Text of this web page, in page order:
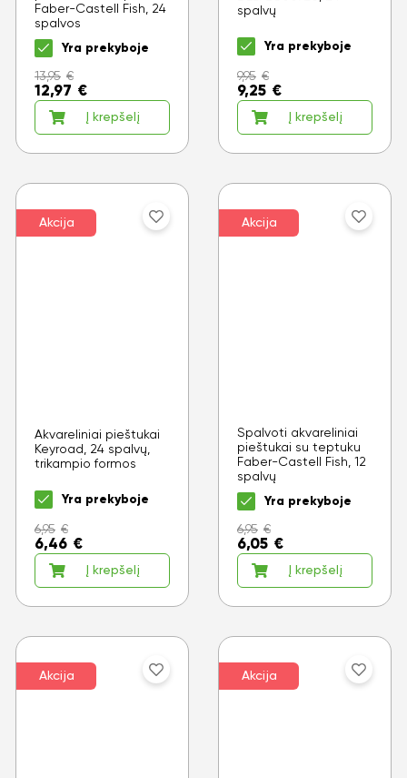
Faber-Castell Fish, 24
spalvos
Yra prekyboje
13,95 €
12,97 €
Į krepšelį
spalvų
Yra prekyboje
9,95 €
9,25 €
Į krepšelį
Akcija
Akvareliniai pieštukai
Keyroad, 24 spalvų,
trikampio formos
Yra prekyboje
6,95 €
6,46 €
Į krepšelį
Akcija
Spalvoti akvareliniai
pieštukai su teptuku
Faber-Castell Fish, 12
spalvų
Yra prekyboje
6,95 €
6,05 €
Į krepšelį
Akcija Akcija